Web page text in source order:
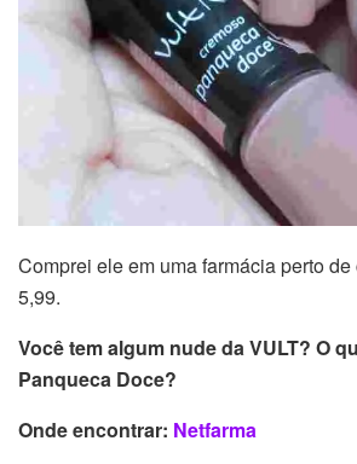
Comprei ele em uma farmácia perto
5,99.
Você tem algum nude da VULT? O
Panqueca Doce?
Onde encontrar: Netfarma